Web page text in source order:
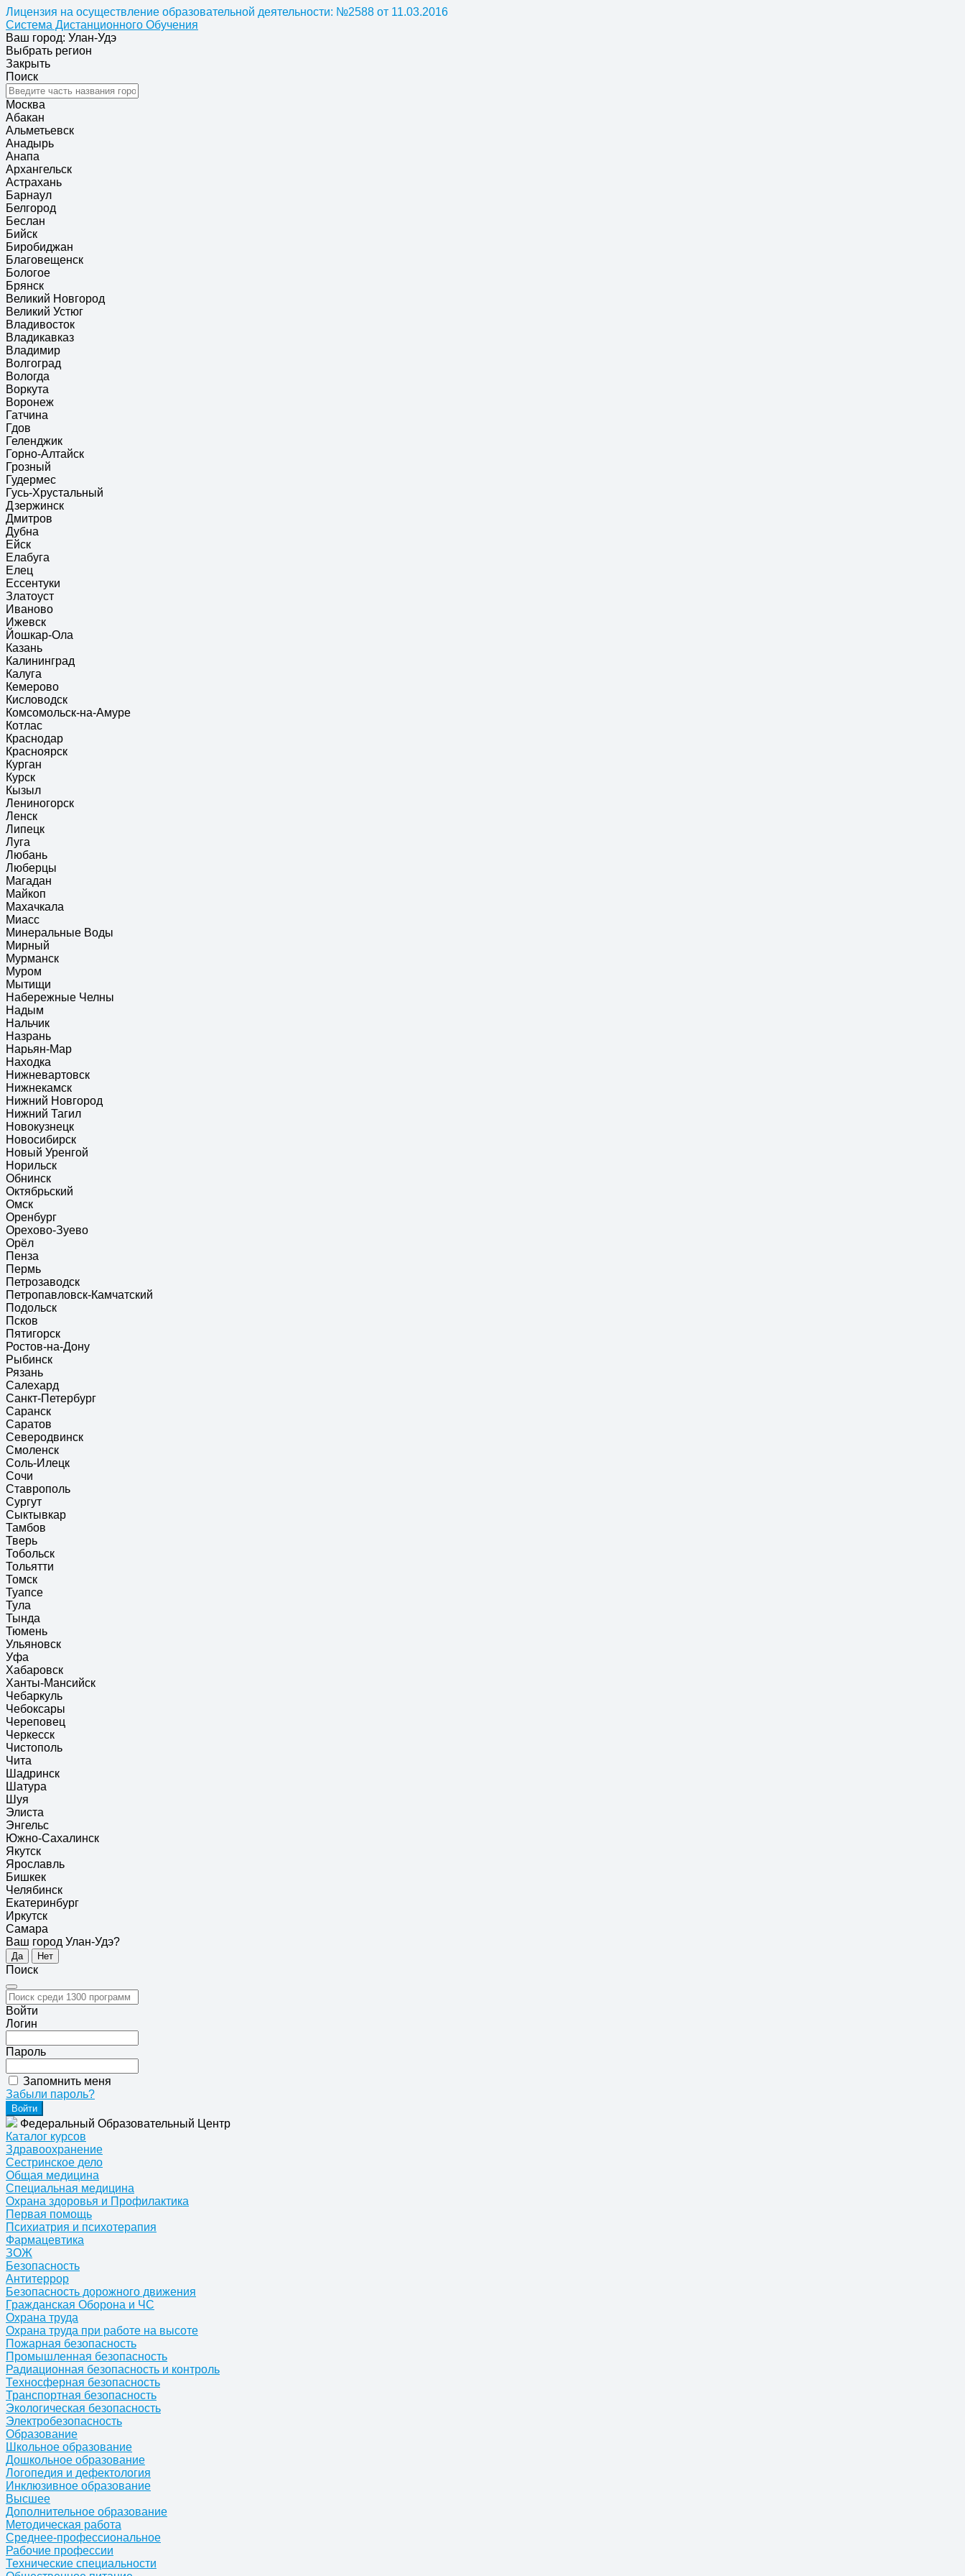
Лицензия на осуществление образовательной деятельности: №2588 от 11.03.2016
Система Дистанционного Обучения
Ваш город: Улан-Удэ
Выбрать регион
Закрыть
Поиск
Москва
Абакан
Альметьевск
Анадырь
Анапа
Архангельск
Астрахань
Барнаул
Белгород
Беслан
Бийск
Биробиджан
Благовещенск
Бологое
Брянск
Великий Новгород
Великий Устюг
Владивосток
Владикавказ
Владимир
Волгоград
Вологда
Воркута
Воронеж
Гатчина
Гдов
Геленджик
Горно-Алтайск
Грозный
Гудермес
Гусь-Хрустальный
Дзержинск
Дмитров
Дубна
Ейск
Елабуга
Елец
Ессентуки
Златоуст
Иваново
Ижевск
Йошкар-Ола
Казань
Калининград
Калуга
Кемерово
Кисловодск
Комсомольск-на-Амуре
Котлас
Краснодар
Красноярск
Курган
Курск
Кызыл
Лениногорск
Ленск
Липецк
Луга
Любань
Люберцы
Магадан
Майкоп
Махачкала
Миасс
Минеральные Воды
Мирный
Мурманск
Муром
Мытищи
Набережные Челны
Надым
Нальчик
Назрань
Нарьян-Мар
Находка
Нижневартовск
Нижнекамск
Нижний Новгород
Нижний Тагил
Новокузнецк
Новосибирск
Новый Уренгой
Норильск
Обнинск
Октябрьский
Омск
Оренбург
Орехово-Зуево
Орёл
Пенза
Пермь
Петрозаводск
Петропавловск-Камчатский
Подольск
Псков
Пятигорск
Ростов-на-Дону
Рыбинск
Рязань
Салехард
Санкт-Петербург
Саранск
Саратов
Северодвинск
Смоленск
Соль-Илецк
Сочи
Ставрополь
Сургут
Сыктывкар
Тамбов
Тверь
Тобольск
Тольятти
Томск
Туапсе
Тула
Тында
Тюмень
Ульяновск
Уфа
Хабаровск
Ханты-Мансийск
Чебаркуль
Чебоксары
Череповец
Черкесск
Чистополь
Чита
Шадринск
Шатура
Шуя
Элиста
Энгельс
Южно-Сахалинск
Якутск
Ярославль
Бишкек
Челябинск
Екатеринбург
Иркутск
Самара
Ваш город Улан-Удэ?
Да Нет
Поиск
Войти
Логин
Пароль
Запомнить меня
Забыли пароль?
Федеральный Образовательный Центр
Каталог курсов
Здравоохранение
Сестринское дело
Общая медицина
Специальная медицина
Охрана здоровья и Профилактика
Первая помощь
Психиатрия и психотерапия
Фармацевтика
ЗОЖ
Безопасность
Антитеррор
Безопасность дорожного движения
Гражданская Оборона и ЧС
Охрана труда
Охрана труда при работе на высоте
Пожарная безопасность
Промышленная безопасность
Радиационная безопасность и контроль
Техносферная безопасность
Транспортная безопасность
Экологическая безопасность
Электробезопасность
Образование
Школьное образование
Дошкольное образование
Логопедия и дефектология
Инклюзивное образование
Высшее
Дополнительное образование
Методическая работа
Среднее-профессиональное
Рабочие профессии
Технические специальности